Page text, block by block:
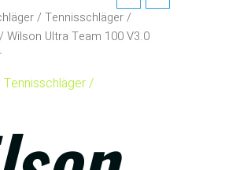
/Tennisschläger /
/ Wilson Ultra Team 100 V3.0
Tennisschläger /